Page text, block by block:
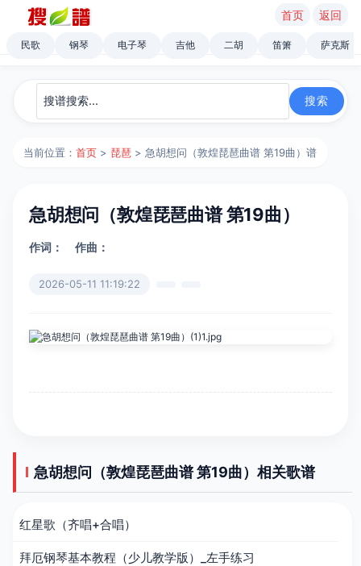
首页 返回
民歌 钢琴 电子琴 吉他 二胡 笛箫 萨克斯
当前位置：首页 > 琵琶 > 急胡想问（敦煌琵琶曲谱 第19曲）谱
急胡想问（敦煌琵琶曲谱 第19曲）
作词： 作曲：
2026-05-11 11:19:22
急胡想问（敦煌琵琶曲谱 第19曲）相关歌谱
红星歌（齐唱+合唱）
拜厄钢琴基本教程（少儿教学版）_左手练习